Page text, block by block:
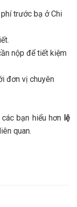
trước bạ ở Chi
nộp để tiết kiệm
đơn vị chuyên
bạn hiểu hơn lệ
quan.